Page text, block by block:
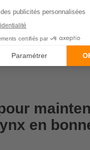
de base,
Pour une
maladies, les
les prix peuvent
par mois.
en